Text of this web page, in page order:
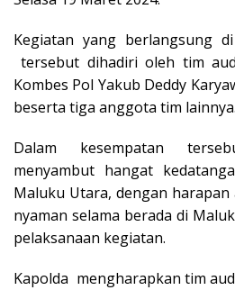
Kegiatan yang berlangsung
tersebut dihadiri oleh tim
Kombes Pol Yakub Deddy
beserta tiga anggota tim lainnya.
Dalam kesempatan
menyambut hangat
Maluku Utara, dengan
nyaman selama berada di
pelaksanaan kegiatan.
Kapolda mengharapkan tim